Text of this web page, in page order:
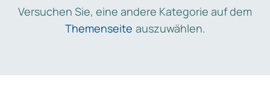
Versuchen Sie, eine andere Kategorie auf dem
Themenseite auszuwählen.